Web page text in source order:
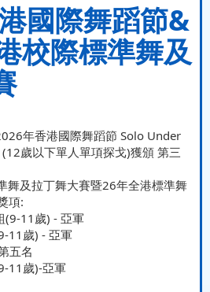
國際舞蹈節&
校際標準舞及
年香港國際舞蹈節 Solo Under
歲以下單人單項探戈)獲頒 第三
舞及拉丁舞大賽暨26年全港標準舞
項:
(9-11歲) - 亞軍
11歲) - 亞軍
五名
11歲)-亞軍